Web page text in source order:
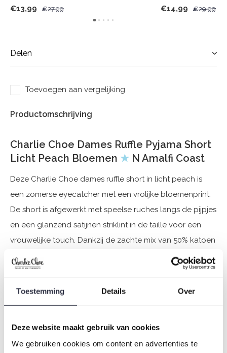
Toestemming Details Over
Deze website maakt gebruik van cookies
We gebruiken cookies om content en advertenties te
€13,99 €27,99
€14,99
€29,99
Delen
Toevoegen aan vergelijking
Productomschrijving
Charlie Choe Dames Ruffle Pyjama Short
Licht Peach Bloemen ★ N Amalfi Coast
Deze Charlie Choe dames ruffle short in licht peach is
een zomerse eyecatcher met een vrolijke bloemenprint.
De short is afgewerkt met speelse ruches langs de pijpjes
en een glanzend satijnen striklint in de taille voor een
vrouwelijke touch. Dankzij de zachte mix van 50% katoen
en 50% modal voelt de stof ademend, soepel en
comfortabel aan, perfect voor warme nachten of relaxte
dagen thuis. De zachte licht oranje roze kleur is prachtig
luchtige en stijlvolle look voor zorgeloze momenten.